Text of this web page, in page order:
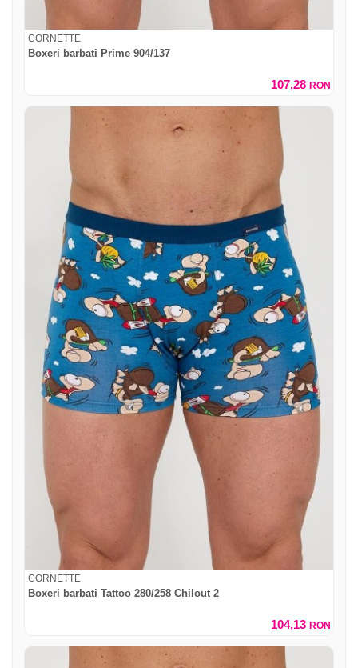
CORNETTE
Boxeri barbati Prime 904/137
107,28 RON
CORNETTE
Boxeri barbati Tattoo 280/258 Chilout 2
104,13 RON